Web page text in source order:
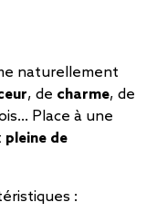
naturellement
, de charme, de
Place à une
pleine de
: